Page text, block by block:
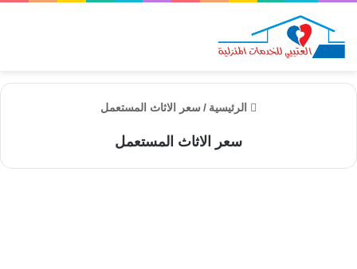
الرئيسية / سعر الاثاث المستعمل
سعر الاثاث المستعمل